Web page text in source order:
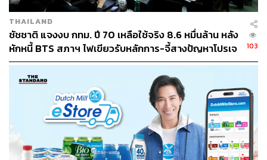
THAILAND
ชัชชาติ แจงงบ กทม. ปี 70 เหลือใช้จริง 8.6 หมื่นล้าน หลัง
หักหนี้ BTS สภาฯ ไฟเขียวรับหลักการ-จี้สางปัญหาโปรเจ
กต์ล่าช้า
103